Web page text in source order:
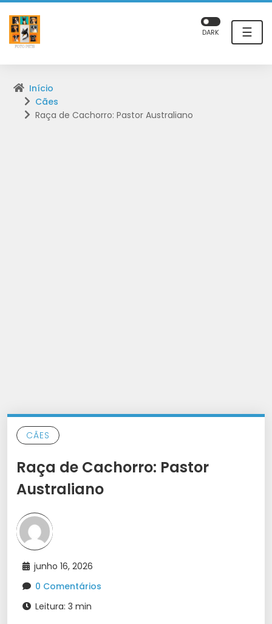
☰
DARK
Início
Cães
Raça de Cachorro: Pastor Australiano
CÃES
Raça de Cachorro: Pastor
Australiano
junho 16, 2026
0 Comentários
Leitura: 3 min